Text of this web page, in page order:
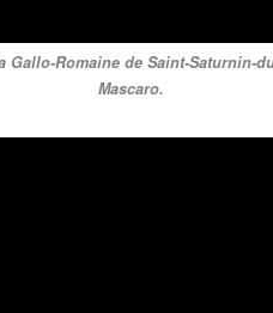
Gallo-Romaine de Saint-Saturnin-
Mascaro.